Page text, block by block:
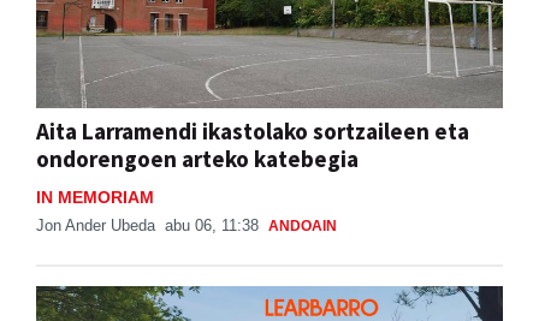
Aita Larramendi ikastolako sortzaileen eta
ondorengoen arteko katebegia
IN MEMORIAM
Jon Ander Ubeda abu 06, 11:38 ANDOAIN